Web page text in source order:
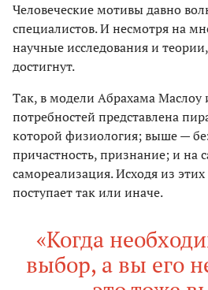
Человеческие мотивы давно
специалистов. И несмотря на
научные исследования и
достигнут.
Так, в модели Абрахама Маслоу
потребностей представлена
которой физиология; выше —
причастность, признание; и на
самореализация. Исходя из
поступает так или иначе.
«Когда
выбор, а вы его